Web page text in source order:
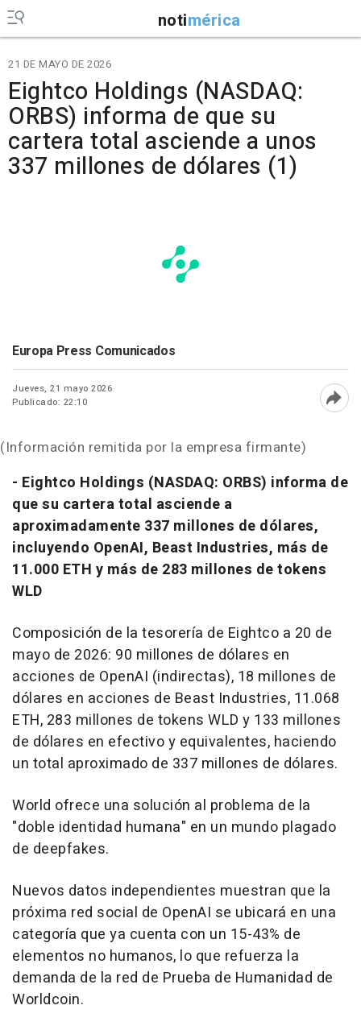
notimérica
21 DE MAYO DE 2026
Eightco Holdings (NASDAQ:
ORBS) informa de que su
cartera total asciende a unos
337 millones de dólares (1)
Europa Press Comunicados
Jueves, 21 mayo 2026
Publicado: 22:10
(Información remitida por la empresa firmante)
- Eightco Holdings (NASDAQ: ORBS) informa de
que su cartera total asciende a
aproximadamente 337 millones de dólares,
incluyendo OpenAI, Beast Industries, más de
11.000 ETH y más de 283 millones de tokens
WLD
Composición de la tesorería de Eightco a 20 de
mayo de 2026: 90 millones de dólares en
acciones de OpenAI (indirectas), 18 millones de
dólares en acciones de Beast Industries, 11.068
ETH, 283 millones de tokens WLD y 133 millones
de dólares en efectivo y equivalentes, haciendo
un total aproximado de 337 millones de dólares.
World ofrece una solución al problema de la
"doble identidad humana" en un mundo plagado
de deepfakes.
Nuevos datos independientes muestran que la
próxima red social de OpenAI se ubicará en una
categoría que ya cuenta con un 15-43% de
elementos no humanos, lo que refuerza la
demanda de la red de Prueba de Humanidad de
Worldcoin.